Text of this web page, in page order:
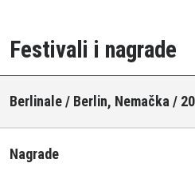
Festivali i nagrade
Berlinale / Berlin, Nemačka /
Nagrade